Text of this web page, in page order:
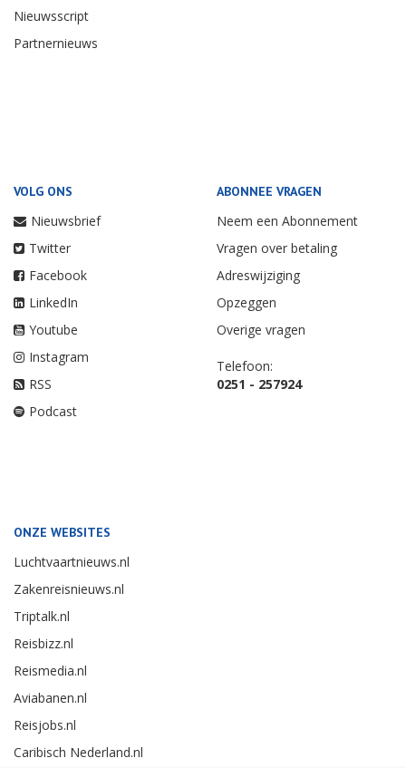
Nieuwsscript
Partnernieuws
VOLG ONS
Nieuwsbrief
Twitter
Facebook
LinkedIn
Youtube
Instagram
RSS
Podcast
ABONNEE VRAGEN
Neem een Abonnement
Vragen over betaling
Adreswijziging
Opzeggen
Overige vragen
Telefoon:
0251 - 257924
ONZE WEBSITES
Luchtvaartnieuws.nl
Zakenreisnieuws.nl
Triptalk.nl
Reisbizz.nl
Reismedia.nl
Aviabanen.nl
Reisjobs.nl
Caribisch Nederland.nl